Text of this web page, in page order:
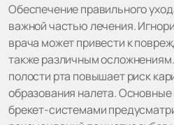
Обеспечение правильного
важной частью лечения.
врача может привести к
также различным
полости рта повышает риск
образования налета. Основные
брекет-системами